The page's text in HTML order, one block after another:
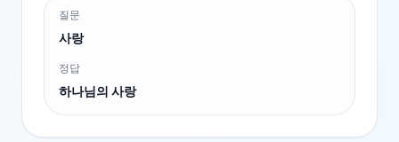
질문
사랑
정답
하나님의 사랑